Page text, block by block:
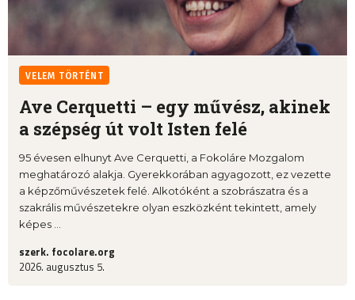
VELEM TÖRTÉNT
Ave Cerquetti – egy művész, akinek
a szépség út volt Isten felé
95 évesen elhunyt Ave Cerquetti, a Fokoláre Mozgalom
meghatározó alakja. Gyerekkorában agyagozott, ez vezette
a képzőművészetek felé. Alkotóként a szobrászatra és a
szakrális művészetekre olyan eszközként tekintett, amely
képes ...
szerk. focolare.org
2026. augusztus 5.